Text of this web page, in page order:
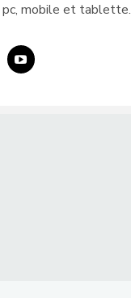
pc, mobile et tablette.